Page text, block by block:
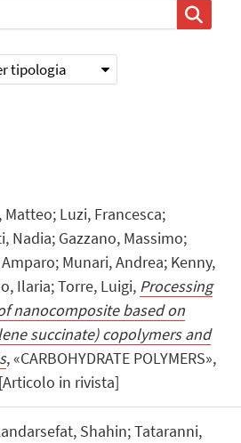
tipologia
Luzi, Francesca;
Nadia; Gazzano, Massimo;
Munari, Andrea; Kenny,
Ilaria; Torre, Luigi, Processing
nanocomposite based on
succinate) copolymers and
, «CARBOHYDRATE POLYMERS»,
in rivista]
Shahin; Tataranni,